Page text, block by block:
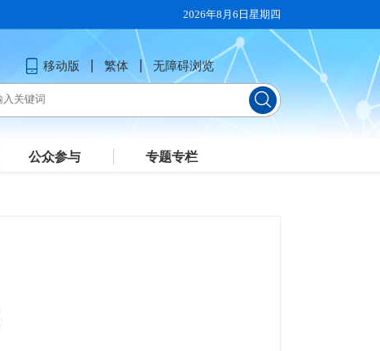
2026年8月6日星期四
移动版 繁体 无障碍浏览
公众参与 专题专栏